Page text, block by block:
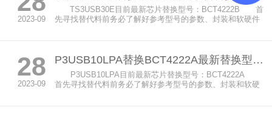
2023-09
TS3USB30E目前最新芯片替换型号：BCT4222B 首
先寻找替代料前务必了解好参考型号的参数、封装和软硬件
28
2023-09
P3USB10LPA替换BCT4222A最新替换型号方案及选型参考
P3USB10LPA目前最新芯片替换型号：BCT4222A
首先寻找替代料前务必了解好参考型号的参数、封装和软硬